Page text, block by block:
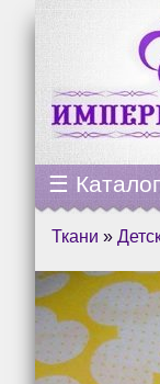
☰ Каталог
Ткани »